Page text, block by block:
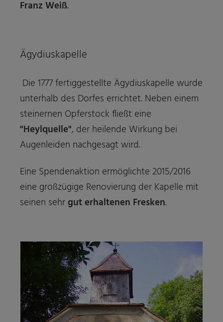
Franz Weiß.
Ägydiuskapelle
Die 1777 fertiggestellte Ägydiuskapelle wurde
unterhalb des Dorfes errichtet. Neben einem
steinernen Opferstock fließt eine
"Heylquelle", der heilende Wirkung bei
Augenleiden nachgesagt wird.
Eine Spendenaktion ermöglichte 2015/2016
eine großzügige Renovierung der Kapelle mit
seinen sehr gut erhaltenen Fresken.